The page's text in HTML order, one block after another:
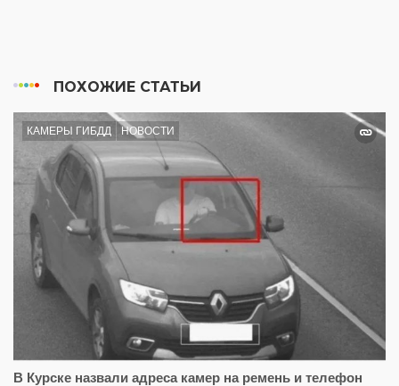
ПОХОЖИЕ СТАТЬИ
КАМЕРЫ ГИБДД НОВОСТИ
В Курске назвали адреса камер на ремень и телефон